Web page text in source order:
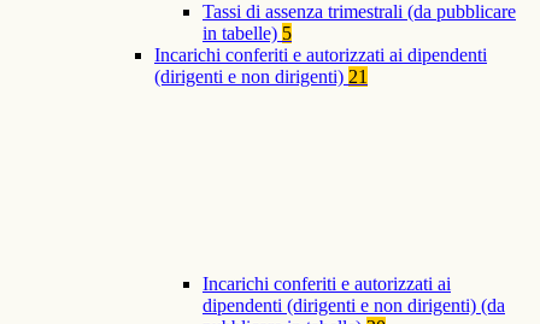
Tassi di assenza trimestrali (da pubblicare
in tabelle) 5
Incarichi conferiti e autorizzati ai dipendenti
(dirigenti e non dirigenti) 21
Incarichi conferiti e autorizzati ai
dipendenti (dirigenti e non dirigenti) (da